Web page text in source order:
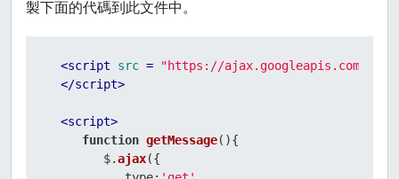
製下面的代碼到此文件中。
<script src =
"https://ajax.googleapis.com/
</script>
<script>
function getMessage( ){
        $.
ajax({